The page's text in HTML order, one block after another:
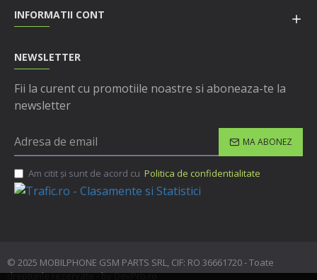
INFORMATII CONT
NEWSLETTER
Fii la curent cu promotiile noastre si aboneaza-te la
newsletter
MA ABONEZ
Am citit şi sunt de acord cu Politica de confidentialitate
© 2025 MOBILPHONE GSM PARTS SRL, CIF: RO 36661720 - Toate
drepturile rezervate - by DevPro.ro